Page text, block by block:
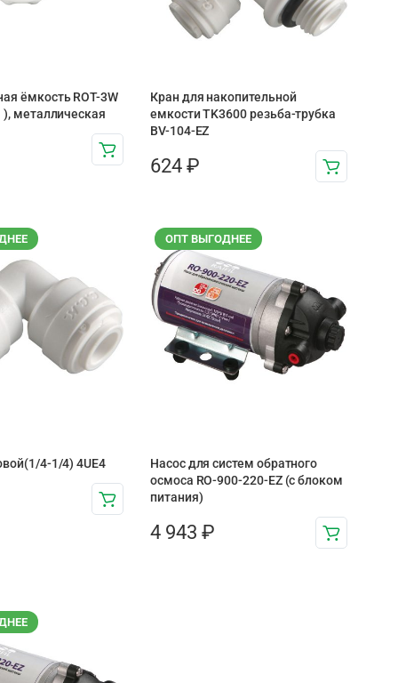
ёмкость ROT-3W
металлическая
Кран для накопительной
емкости TK3600 резьба-трубка
BV-104-EZ
624 ₽
4-1/4) 4UE4
ОПТ ВЫГОДНЕЕ
Насос для систем обратного
осмоса RO-900-220-EZ (с блоком
питания)
4 943 ₽